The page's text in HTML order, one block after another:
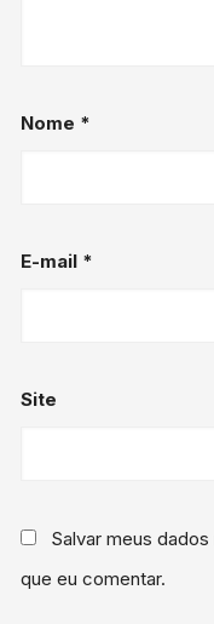
Nome *
E-mail *
Site
Salvar meus
que eu comentar.